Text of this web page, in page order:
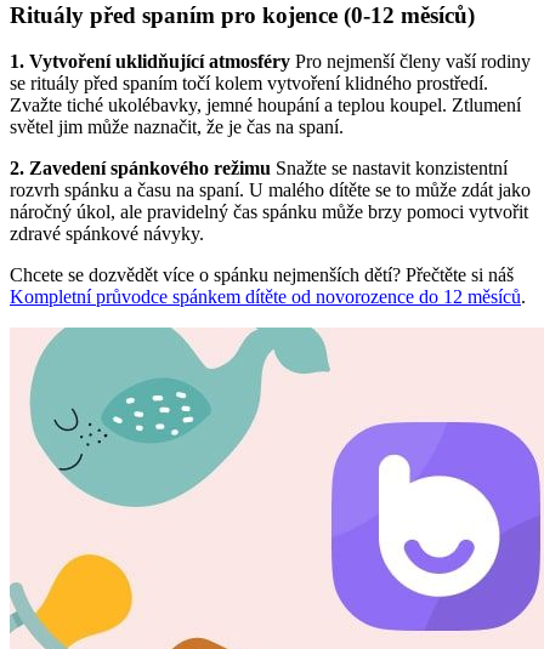
Rituály před spaním pro kojence (0-12 měsíců)
1. Vytvoření uklidňující atmosféry Pro nejmenší členy vaší rodiny
se rituály před spaním točí kolem vytvoření klidného prostředí.
Zvažte tiché ukolébavky, jemné houpání a teplou koupel. Ztlumení
světel jim může naznačit, že je čas na spaní.
2. Zavedení spánkového režimu Snažte se nastavit konzistentní
rozvrh spánku a času na spaní. U malého dítěte se to může zdát jako
náročný úkol, ale pravidelný čas spánku může brzy pomoci vytvořit
zdravé spánkové návyky.
Chcete se dozvědět více o spánku nejmenších dětí? Přečtěte si náš
Kompletní průvodce spánkem dítěte od novorozence do 12 měsíců.